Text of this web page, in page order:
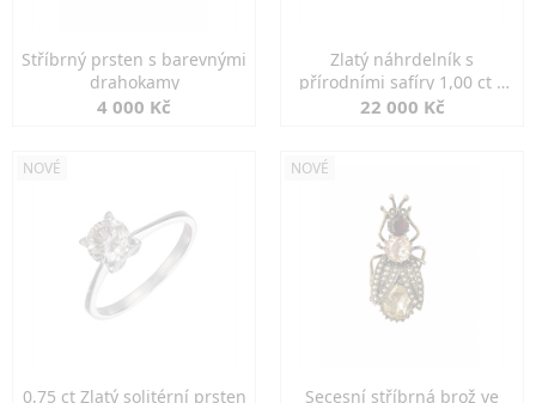
Stříbrný prsten s barevnými
drahokamy
4 000 Kč
Zlatý náhrdelník s
přírodními safíry 1,00 ct a
diamanty
22 000 Kč
NOVÉ
0,75 ct Zlatý solitérní prsten
NOVÉ
Secesní stříbrná brož ve